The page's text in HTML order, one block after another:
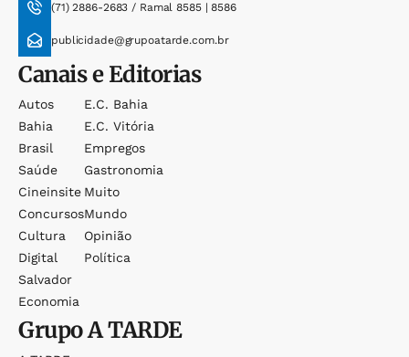
(71) 2886-2683 / Ramal 8585 | 8586
publicidade@grupoatarde.com.br
Canais e Editorias
Autos
Bahia
Brasil
Saúde
Cineinsite
Concursos
Cultura
Digital
Salvador
Economia
E.c. Bahia
E.c. Vitória
Empregos
Gastronomia
Muito
Mundo
Opinião
Política
GrupoA TARDE